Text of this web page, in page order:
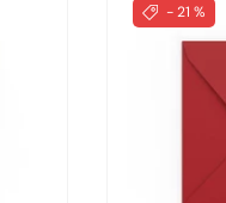
- 21 %